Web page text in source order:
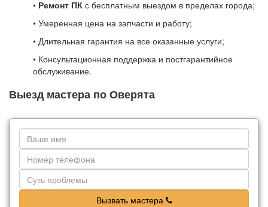
• Ремонт ПК с бесплатным выездом в пределах города;
• Умеренная цена на запчасти и работу;
• Длительная гарантия на все оказанные услуги;
• Консультационная поддержка и постгарантийное
обслуживание.
Выезд мастера по Оверята
Вызвать мастера